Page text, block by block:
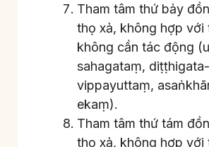
Tham tâm thứ bảy
thọ xả, không hợp với
không cần tác động
sahagataṃ, diṭṭhigata-
vippayuttaṃ,
ekaṃ).
Tham tâm thứ tám
thọ xả, không hợp với